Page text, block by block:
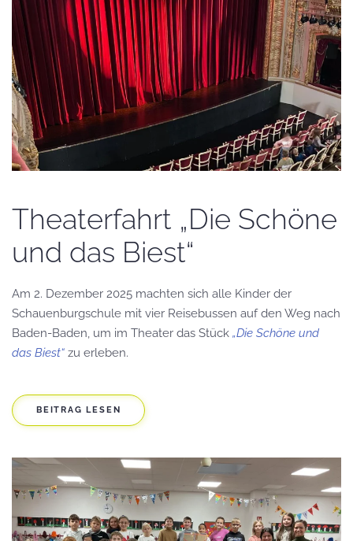
Theaterfahrt „Die Schöne
und das Biest“
Am 2. Dezember 2025 machten sich alle Kinder der
Schauenburgschule mit vier Reisebussen auf den Weg nach
Baden-Baden, um im Theater das Stück „Die Schöne und
das Biest“ zu erleben.
BEITRAG LESEN